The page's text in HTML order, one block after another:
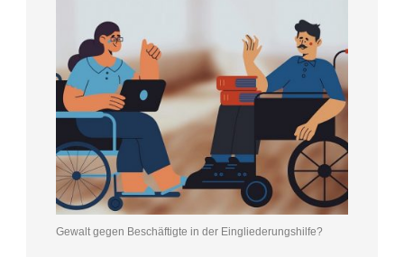
Gewalt gegen Beschäftigte in der Eingliederungshilfe?